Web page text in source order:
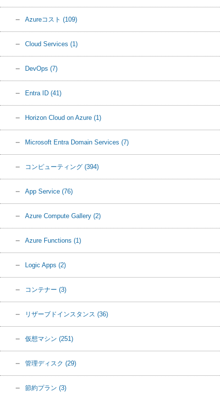
Azureコスト (109)
Cloud Services (1)
DevOps (7)
Entra ID (41)
Horizon Cloud on Azure (1)
Microsoft Entra Domain Services (7)
コンピューティング (394)
App Service (76)
Azure Compute Gallery (2)
Azure Functions (1)
Logic Apps (2)
コンテナー (3)
リザーブドインスタンス (36)
仮想マシン (251)
管理ディスク (29)
節約プラン (3)